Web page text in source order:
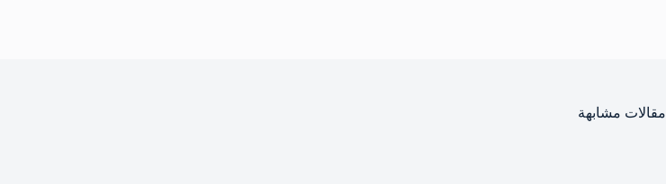
مقالات مشابهة